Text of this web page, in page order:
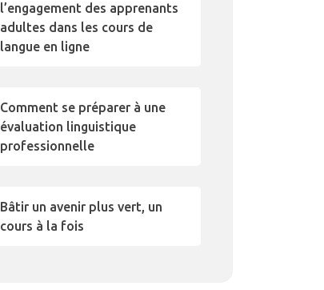
l’engagement des apprenants
adultes dans les cours de
langue en ligne
Comment se préparer à une
évaluation linguistique
professionnelle
Bâtir un avenir plus vert, un
cours à la fois